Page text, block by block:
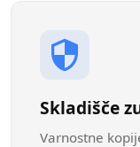
Skladišče
Varnostne